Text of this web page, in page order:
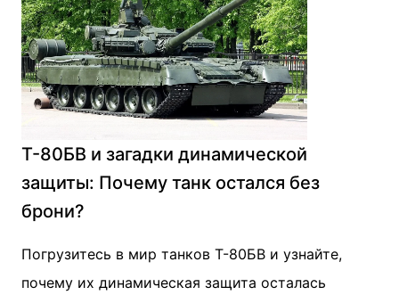
Т-80БВ и загадки динамической
защиты: Почему танк остался без
брони?
Погрузитесь в мир танков Т-80БВ и узнайте,
почему их динамическая защита осталась